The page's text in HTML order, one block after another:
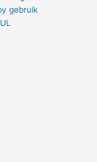
gebruik